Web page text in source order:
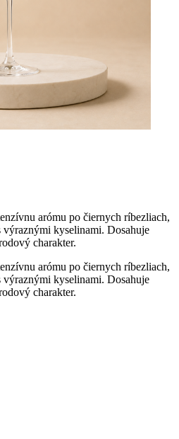
arómu po čiernych ríbezliach,
kyselinami. Dosahuje
charakter.
arómu po čiernych ríbezliach,
kyselinami. Dosahuje
charakter.